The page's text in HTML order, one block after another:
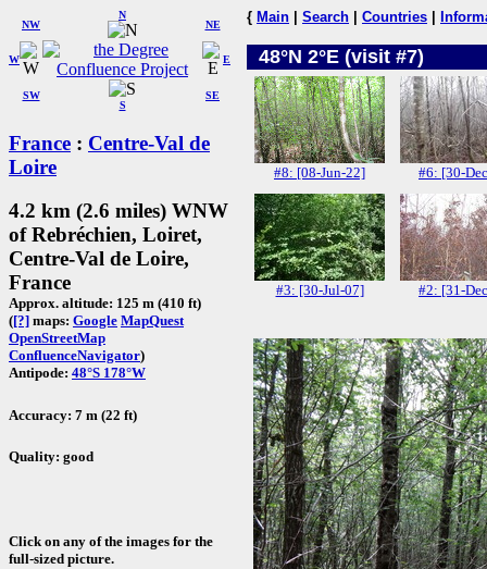
W
NW
N
NE
SW
S
SE
E
France : Centre-Val de
Loire
4.2 km (2.6 miles) WNW
of Rebréchien, Loiret,
Centre-Val de Loire,
France
Approx. altitude: 125 m (410 ft)
([?] maps: Google MapQuest
OpenStreetMap
ConfluenceNavigator)
Antipode: 48°S 178°W
Accuracy: 7 m (22 ft)
Quality: good
Click on any of the images for the
full-sized picture.
{ Main Search Countries
48°N 2°E (visit #7)
#8: [08-Jun-22] #6: [30-
#3: [30-Jul-07] #2: [31-